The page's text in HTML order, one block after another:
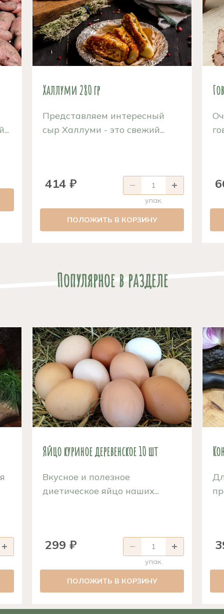
Халлуми 280 гр
Представляем интересный
сыр Халлуми - это свежий...
414 ₽
упак.
ПОЛОЖИТЬ В КОРЗИНУ
Популярное в разделе
Яйцо куриное деревенское 10 шт
Вкусное и полезное
диетическое яйцо наших...
299 ₽
упак.
ПОЛОЖИТЬ В КОРЗИНУ